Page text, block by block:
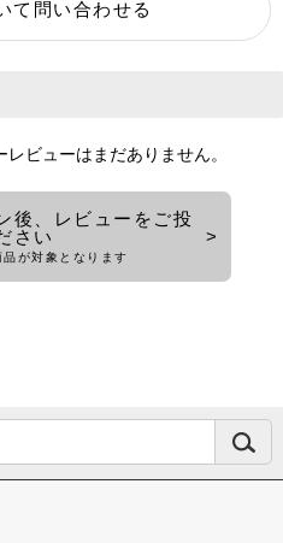
ビューはまだありません。
後、レビューをご投
さい
が対象となります